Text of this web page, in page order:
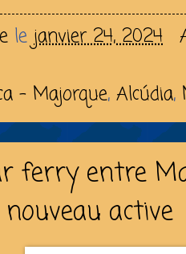
le janvier 24, 2024
- Majorque, Alcúdia,
ferry entre
active